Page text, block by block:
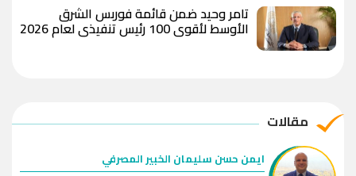
تامر وحيد ضمن قائمة فوربس الشرق
الأوسط لأقوى 100 رئيس تنفيذي لعام 2026
مقالات
ايمن حسن سليمان الخبير المصرفي